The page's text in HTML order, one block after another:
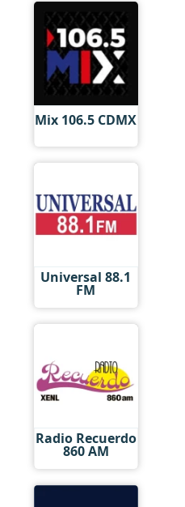
Mix 106.5 CDMX
Universal 88.1
FM
Radio Recuerdo
860 AM